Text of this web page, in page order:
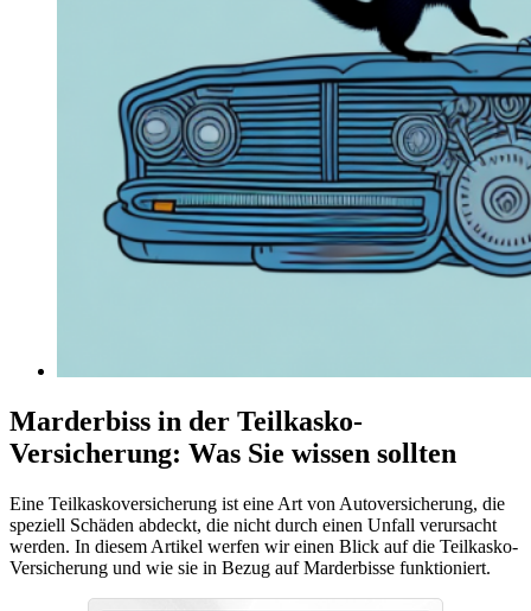
Marderbiss in der Teilkasko-
Versicherung: Was Sie wissen sollten
Eine Teilkaskoversicherung ist eine Art von Autoversicherung, die
speziell Schäden abdeckt, die nicht durch einen Unfall verursacht
werden. In diesem Artikel werfen wir einen Blick auf die Teilkasko-
Versicherung und wie sie in Bezug auf Marderbisse funktioniert.